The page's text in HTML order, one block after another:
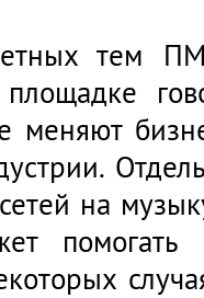
тем
площадке
меняют
на